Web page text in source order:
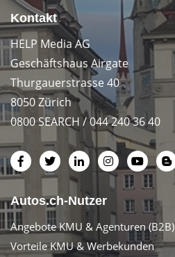
Kontakt
HELP Media AG
Geschäftshaus Airgate
Thurgauerstrasse 40
8050 Zürich
0800 SEARCH / 044 240 36 40
Autos.ch-Nutzer
Angebote KMU & Agenturen (B2B)
Vorteile KMU & Werbekunden